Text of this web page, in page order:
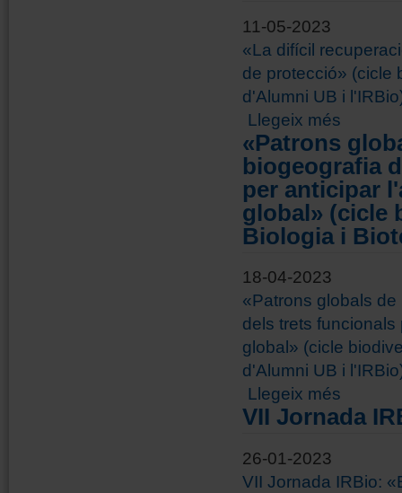
11-05-2023
«La difícil
de protecció» (cicle
d'Alumni UB i
Llegeix més
«Patrons
biogeografia
per anticipar
global» (cicle
Biologia i
18-04-2023
«Patrons globals
dels trets
global» (cicle
d'Alumni UB i
Llegeix més
VII Jornada
26-01-2023
VII Jornada IRBio: